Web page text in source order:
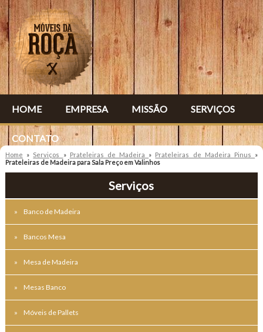
HOME EMPRESA MISSÃO SERVIÇOS
CONTATO
Home » Serviços » Prateleiras de Madeira » Prateleiras de Madeira Pinus »
Prateleiras de Madeira para Sala Preço em Valinhos
Serviços
Banco de Madeira
Bancos Mesa
Mesa de Madeira
Mesas Banco
Móveis de Pallets